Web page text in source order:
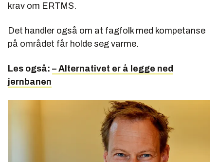
krav om ERTMS.
Det handler også om at fagfolk med kompetanse
på området får holde seg varme.
Les også: – Alternativet er å legge ned
jernbanen